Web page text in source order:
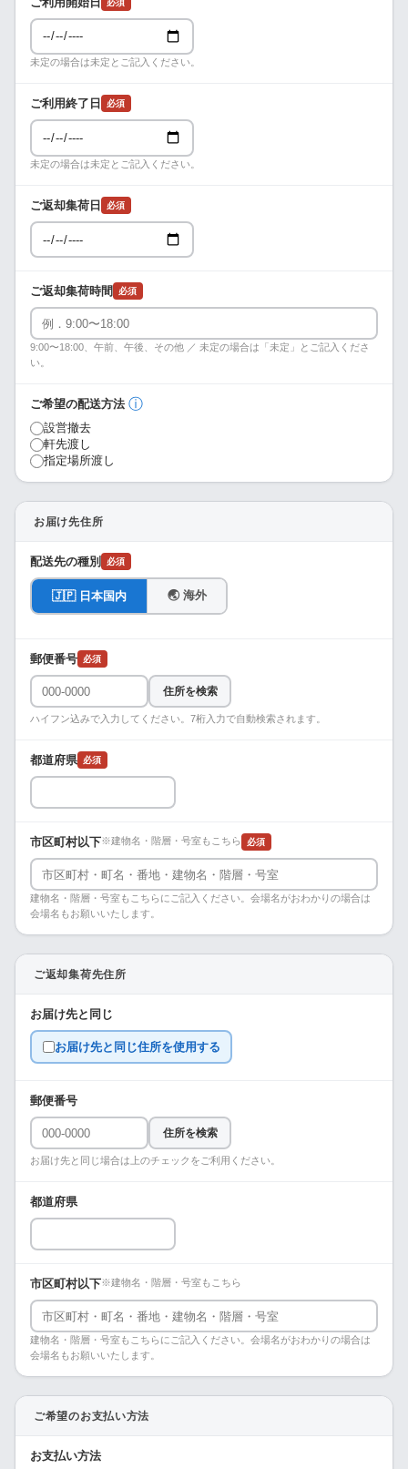
未定の場合は未定とご記入ください。
ご利用終了日 必須
未定の場合は未定とご記入ください。
ご返却集荷日 必須
ご返却集荷時間 必須
9:00〜18:00、午前、午後、その他 ／ 未定の場合は「未定」とご記入くださ
い。
ご希望の配送方法 ⓘ
設営撤去
軒先渡し
指定場所渡し
お届け先住所
配送先の種別 必須
🇯🇵 日本国内 🌏 海外
郵便番号 必須
住所を検索
ハイフン込みで入力してください。7桁入力で自動検索されます。
都道府県 必須
市区町村以下※建物名・階層・号室もこちら 必須
建物名・階層・号室もこちらにご記入ください。会場名がおわかりの場合は
会場名もお願いいたします。
ご返却集荷先住所
お届け先と同じ
お届け先と同じ住所を使用する
郵便番号
住所を検索
お届け先と同じ場合は上のチェックをご利用ください。
都道府県
市区町村以下※建物名・階層・号室もこちら
建物名・階層・号室もこちらにご記入ください。会場名がおわかりの場合は
会場名もお願いいたします。
ご希望のお支払い方法
お支払い方法